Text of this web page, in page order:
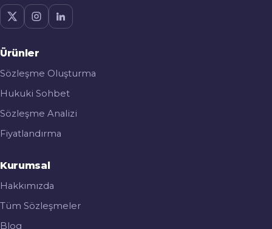
Ürünler
Sözleşme Oluşturma
Hukuki Sohbet
Sözleşme Analizi
Fiyatlandırma
Kurumsal
Hakkımızda
Tüm Sözleşmeler
Blog